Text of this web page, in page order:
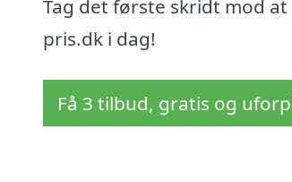
Tag det første skridt mod
pris.dk i dag!
Få 3 tilbud, gratis og